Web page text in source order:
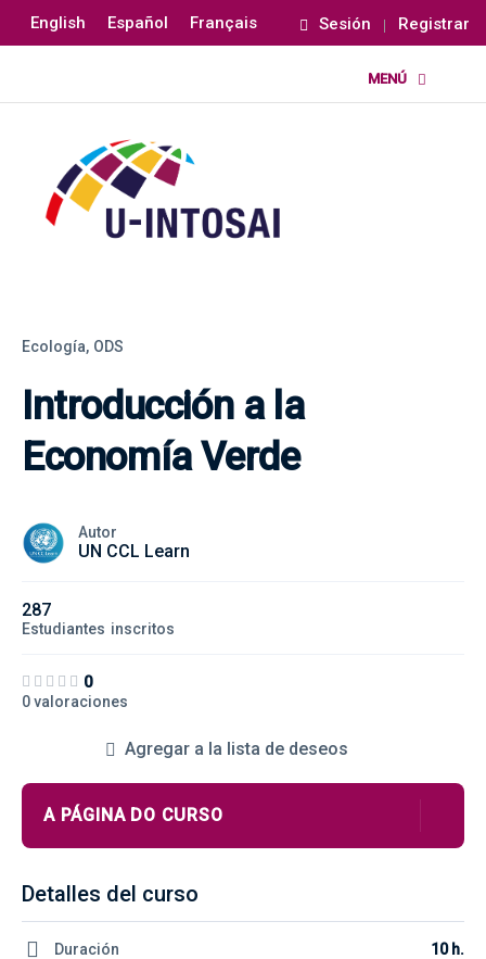
English Español Français Sesión Registrar
Ecología, ODS
Introducción a la
Economía Verde
Autor
UN CCL Learn
287
Estudiantes inscritos
0
0 valoraciones
Agregar a la lista de deseos
A PÁGINA DO CURSO
Detalles del curso
Duración 10 h.